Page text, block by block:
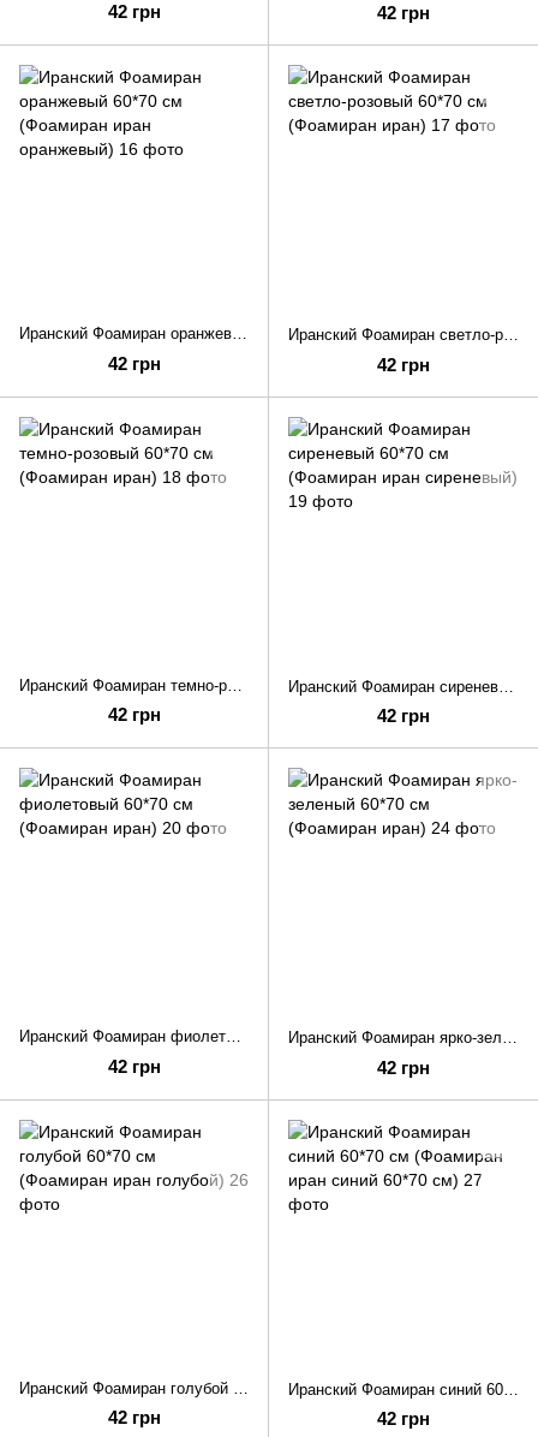
42 грн 42 грн
Иранский Фоамиран оранжевый 60*70 см (Фоамиран иран оранжевый)
42 грн
Иранский Фоамиран светло-розовый 60*70 см (Фоамиран иран)
42 грн
42 грн 42 грн
Иранский Фоамиран фиолетовый 60*70 см (Фоамиран иран)
42 грн
Иранский Фоамиран ярко-зеленый 60*70 см (Фоамиран иран)
42 грн
42 грн 42 грн